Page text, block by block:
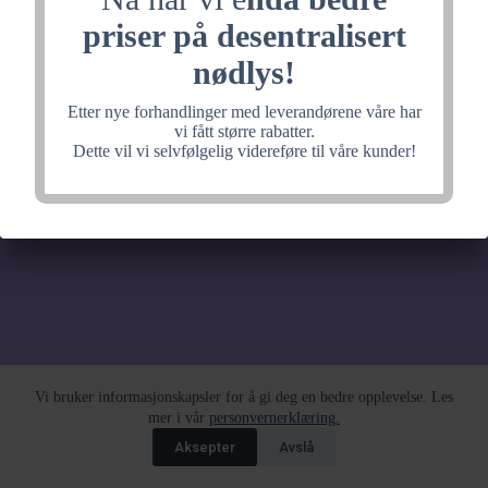
priser på desentralisert
nødlys!
Etter nye forhandlinger med leverandørene våre har
vi fått større rabatter.
Dette vil vi selvfølgelig videreføre til våre kunder!
Vi bruker informasjonskapsler for å gi deg en bedre opplevelse. Les
mer i vår personvernerklæring.
Aksepter
Avslå
noe fantastisk, velkommen
tilbake litt senere.